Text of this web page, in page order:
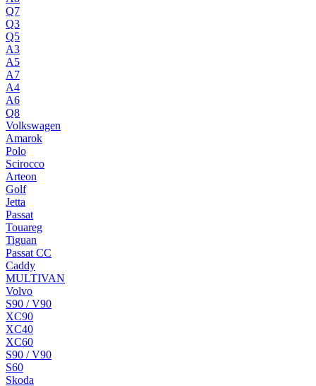
Q7
Q3
Q5
A3
A5
A7
A4
A6
Q8
Volkswagen
Amarok
Polo
Scirocco
Arteon
Golf
Jetta
Passat
Touareg
Tiguan
Passat CC
Caddy
MULTIVAN
Volvo
S90 / V90
XC90
XC40
XC60
S90 / V90
S60
Skoda